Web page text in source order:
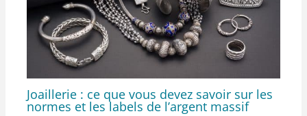
Joaillerie : ce que vous devez savoir sur les
normes et les labels de l’argent massif